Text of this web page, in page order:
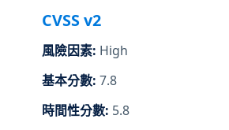
CVSS v2
風險因素: High
基本分數: 7.8
時間性分數: 5.8